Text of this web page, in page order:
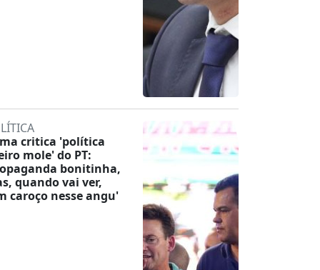
critica 'política
mole' do PT:
bonitinha,
quando vai ver,
caroço nesse angu'